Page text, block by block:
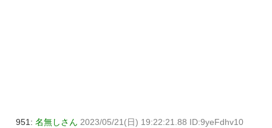
951: 名無しさん 2023/05/21(日) 19:22:21.88 ID:9yeFdhv10